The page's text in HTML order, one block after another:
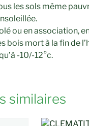
les sols même
ou en association,
bois mort à la fin de
-10/-12°c.
similaires